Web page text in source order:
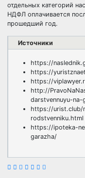
отдельных категорий
НДФЛ оплачивается
прошедший год.
Источники
https://
https://
https://
http://
darstvennuyu-na-
https://urist.club/
rodstvenniku.html
https://ipoteka-
garazha/